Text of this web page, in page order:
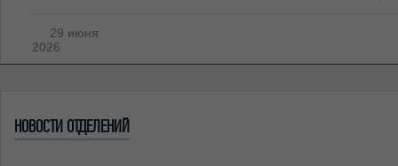
29 июня
2026
НОВОСТИ ОТДЕЛЕНИЙ